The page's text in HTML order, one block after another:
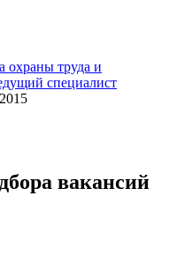
охраны труда и
специалист
вакансий